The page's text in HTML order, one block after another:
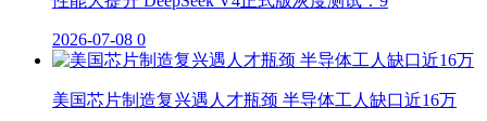
2026-07-08 0
美国芯片制造复兴遇人才瓶颈 半导体工人缺口近16万